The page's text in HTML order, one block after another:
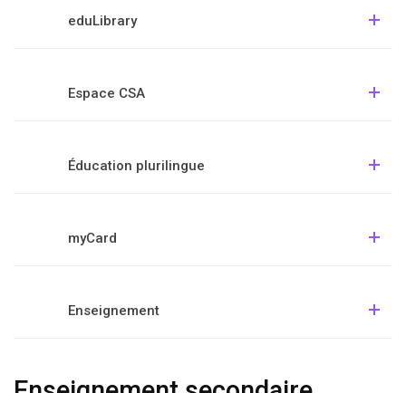
eduLibrary
Espace CSA
Éducation plurilingue
myCard
Enseignement